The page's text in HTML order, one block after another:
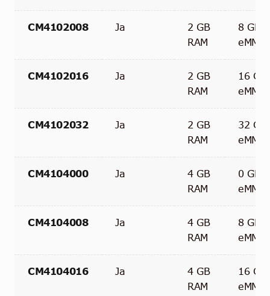
CM4102008 Ja
2 GB
RAM
8 GB
eMMC
CM4102016 Ja
2 GB
RAM
16 GB
eMMC
CM4102032 Ja
2 GB
RAM
32 GB
eMMC
CM4104000 Ja
4 GB
RAM
0 GB
eMMC
CM4104008 Ja
4 GB
RAM
8 GB
eMMC
CM4104016 Ja
4 GB
RAM
16 GB
eMMC